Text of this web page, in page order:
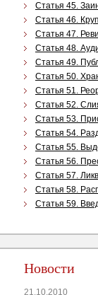
Статья 45.
Статья 46.
Статья 47.
Статья 48.
Статья 49.
Статья 50.
Статья 51.
Статья 52.
Статья 53.
Статья 54.
Статья 55.
Статья 56.
Статья 57.
Статья 58.
Статья 59.
Новости
21.10.2010